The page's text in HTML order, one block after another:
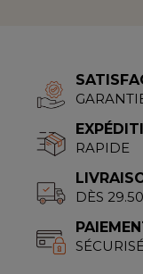
RAPIDE
DÈS